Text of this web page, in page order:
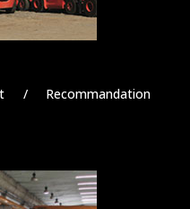
Recommandation